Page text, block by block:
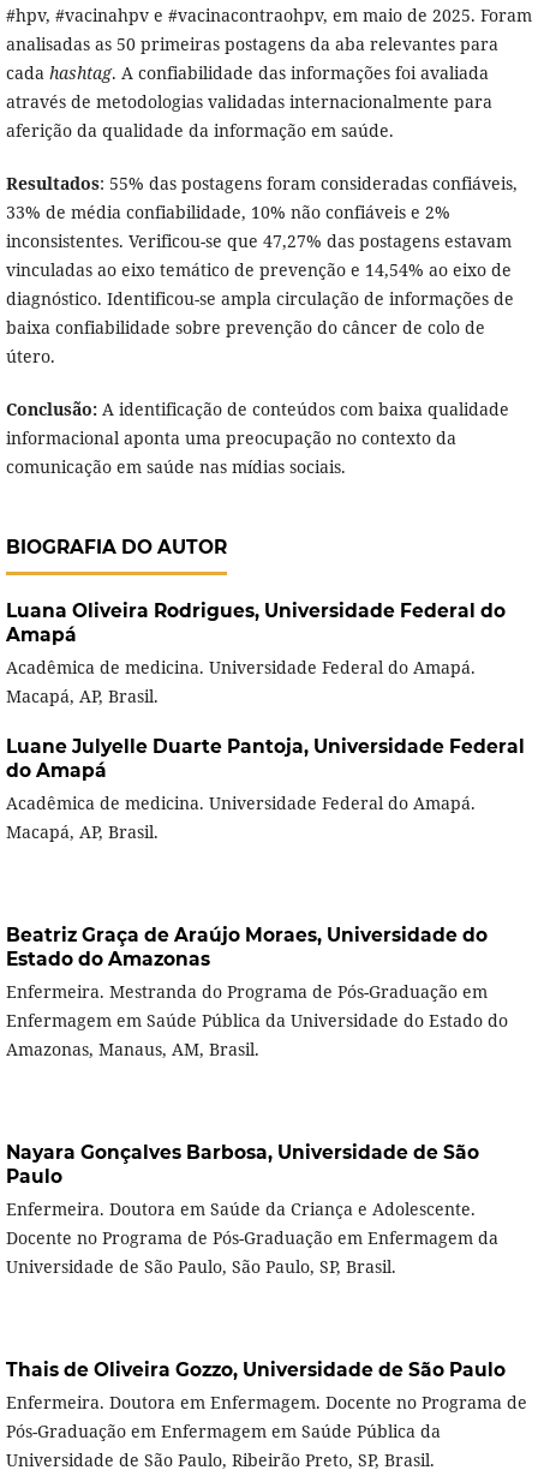
#hpv, #vacinahpv e #vacinacontraohpv, em maio de 2025. Foram
analisadas as 50 primeiras postagens da aba relevantes para
cada hashtag. A confiabilidade das informações foi avaliada
através de metodologias validadas internacionalmente para
aferição da qualidade da informação em saúde.
Resultados: 55% das postagens foram consideradas confiáveis,
33% de média confiabilidade, 10% não confiáveis e 2%
inconsistentes. Verificou-se que 47,27% das postagens estavam
vinculadas ao eixo temático de prevenção e 14,54% ao eixo de
diagnóstico. Identificou-se ampla circulação de informações de
baixa confiabilidade sobre prevenção do câncer de colo de
útero.
Conclusão:A identificação de conteúdos com baixa qualidade
informacional aponta uma preocupação no contexto da
comunicação em saúde nas mídias sociais.
BIOGRAFIA DO AUTOR
Luana Oliveira Rodrigues, Universidade Federal do
Amapá
Acadêmica de medicina. Universidade Federal do Amapá.
Macapá, AP, Brasil.
Luane Julyelle Duarte Pantoja, Universidade Federal
do Amapá
Acadêmica de medicina. Universidade Federal do Amapá.
Macapá, AP, Brasil.
Beatriz Graça de Araújo Moraes, Universidade do
Estado do Amazonas
Enfermeira. Mestranda do Programa de Pós-Graduação em
Enfermagem em Saúde Pública da Universidade do Estado do
Amazonas, Manaus, AM, Brasil.
Nayara Gonçalves Barbosa, Universidade de São
Paulo
Enfermeira. Doutora em Saúde da Criança e Adolescente.
Docente no Programa de Pós-Graduação em Enfermagem da
Universidade de São Paulo, São Paulo, SP, Brasil.
Thais de Oliveira Gozzo, Universidade de São Paulo
Enfermeira. Doutora em Enfermagem. Docente no Programa de
Pós-Graduação em Enfermagem em Saúde Pública da
Universidade de São Paulo, Ribeirão Preto, SP, Brasil.